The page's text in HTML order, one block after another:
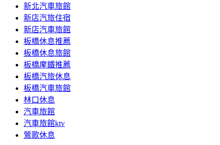
新北汽車旅館
新店汽旅住宿
新店汽車旅館
板橋休息推薦
板橋休息旅館
板橋摩鐵推薦
板橋汽旅休息
板橋汽車旅館
林口休息
汽車旅館
汽車旅館ktv
鶯歌休息